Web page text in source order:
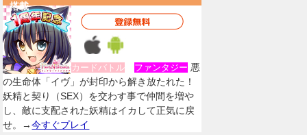
搭載
カードバトル ファンタジー 悪
の生命体「イヴ」が封印から解き放たれた！
妖精と契り（SEX）を交わす事で仲間を増や
し、敵に支配された妖精はイカして正気に戻
せ。→今すぐプレイ